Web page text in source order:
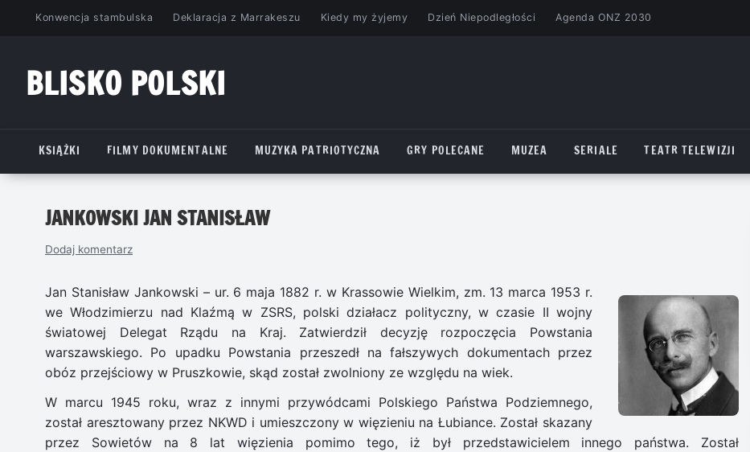
PrzejdźKonwencja stambulska Deklaracja z Marrakeszu Kiedy my żyjemy Dzień Niepodległości Agenda ONZ 2030
BLISKO POLSKI
KSIĄŻKI
FILMY DOKUMENTALNE MUZYKA PATRIOTYCZNA GRY POLECANE MUZEA SERIALE TEATR TELEWIZJI
JANKOWSKI JAN STANISŁAW
Dodaj komentarz
Jan Stanisław Jankowski – ur. 6 maja 1882 r. w Krassowie Wielkim, zm. 13 marca 1953 r.
we Włodzimierzu nad Klaźmą w ZSRS, polski działacz polityczny, w czasie II wojny
światowej Delegat Rządu na Kraj. Zatwierdził decyzję rozpoczęcia Powstania
warszawskiego. Po upadku Powstania przeszedł na fałszywych dokumentach przez
obóz przejściowy w Pruszkowie, skąd został zwolniony ze względu na wiek.
W marcu 1945 roku, wraz z innymi przywódcami Polskiego Państwa Podziemnego,
został aresztowany przez NKWD i umieszczony w więzieniu na Łubiance. Został skazany
przez Sowietów na 8 lat więzienia pomimo tego, iż był przedstawicielem innego państwa. Został